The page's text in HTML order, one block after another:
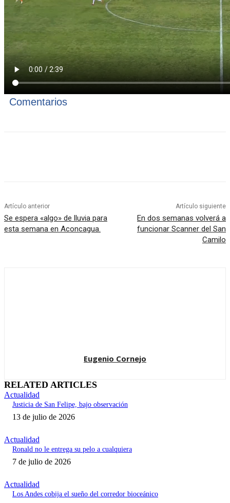
Comentarios
Artículo anterior
Se espera «algo» de lluvia para
esta semana en Aconcagua.
Artículo siguiente
En dos semanas volverá a
funcionar Scanner del San
Camilo
Eugenio Cornejo
RELATED ARTICLES
Actualidad
Justicia de San Felipe, bajo observación
13 de julio de 2026
Actualidad
Ronald no le entrega su pelo a cualquiera
7 de julio de 2026
Actualidad
Los Andes cobija el sueño del corredor bioceánico